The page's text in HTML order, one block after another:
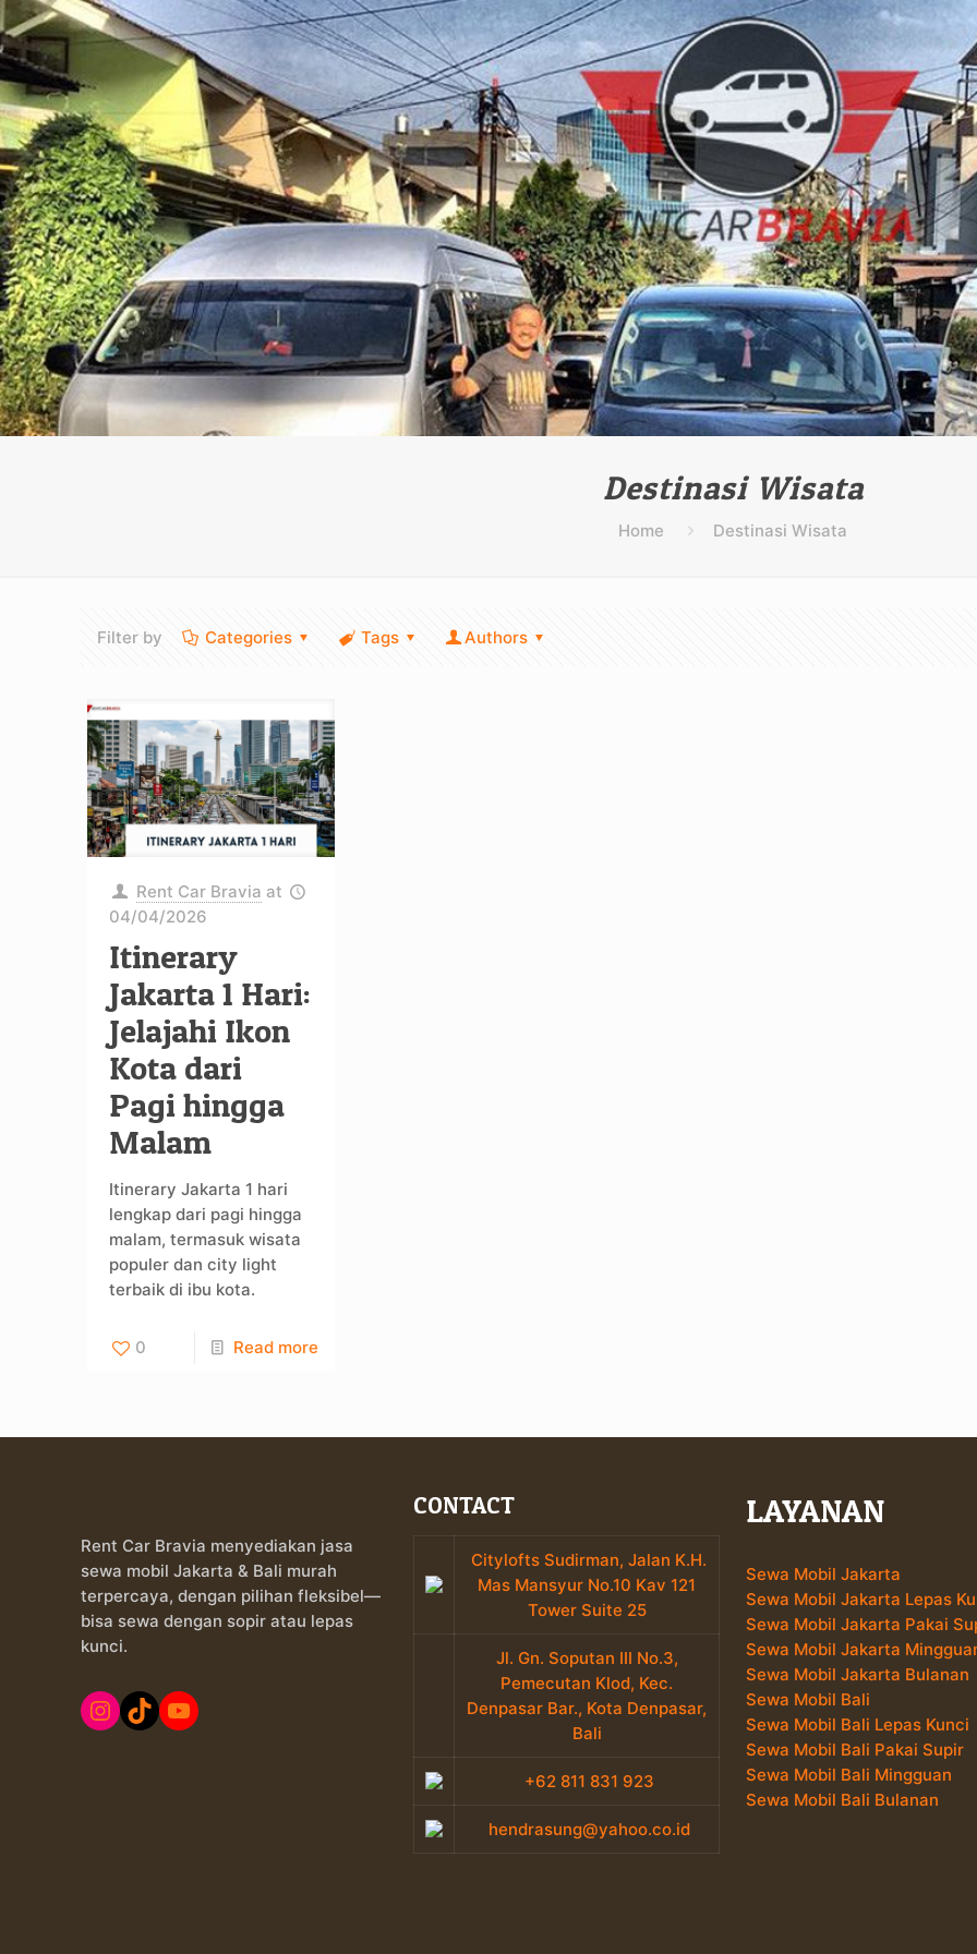
Destinasi Wisata
Home Destinasi Wisata
Filter by Categories Tags Authors
Rent Car Bravia at
04/04/2026
Itinerary
Jakarta 1 Hari:
Jelajahi Ikon
Kota dari
Pagi hingga
Malam
Itinerary Jakarta 1 hari
lengkap dari pagi hingga
malam, termasuk wisata
populer dan city light
terbaik di ibu kota.
0 Read more
Rent Car Bravia menyediakan jasa
sewa mobil Jakarta & Bali murah
terpercaya, dengan pilihan fleksibel—
bisa sewa dengan sopir atau lepas
kunci.
Instagram
TikTokYouTube
CONTACT
Citylofts Sudirman, Jalan K.H.
Mas Mansyur No.10 Kav 121
Tower Suite 25
Jl. Gn. Soputan III No.3,
Pemecutan Klod, Kec.
Denpasar Bar., Kota Denpasar,
Bali
+62 811 831 923
hendrasung@yahoo.co.id
LAYANAN
Sewa Mobil Jakarta
Sewa Mobil Jakarta Lepas
Sewa Mobil Jakarta Pakai
Sewa Mobil Jakarta
Sewa Mobil Jakarta Bulanan
Sewa Mobil Bali
Sewa Mobil Bali Lepas Kunci
Sewa Mobil Bali Pakai Supir
Sewa Mobil Bali Mingguan
Sewa Mobil Bali Bulanan